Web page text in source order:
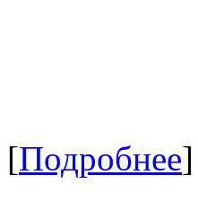
[Подробнее]